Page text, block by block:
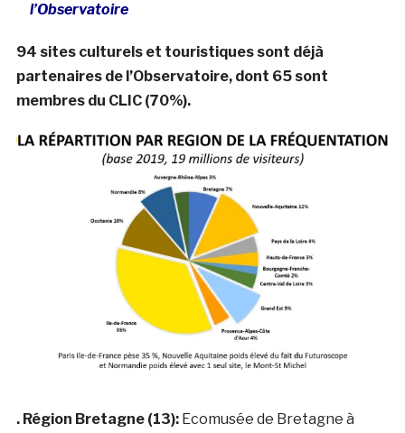
l’Observatoire
94 sites culturels et touristiques sont déjà
partenaires de l’Observatoire, dont 65 sont
membres du CLIC (70%).
. Région Bretagne (13):Ecomusée de Bretagne à